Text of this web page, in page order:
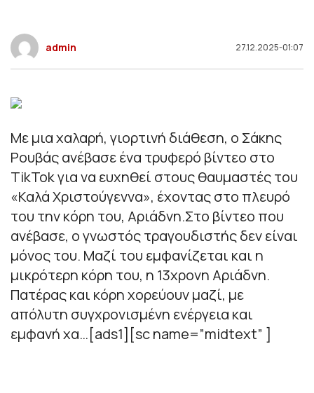
admin 27.12.2025-01:07
Με μια χαλαρή, γιορτινή διάθεση, ο Σάκης
Ρουβάς ανέβασε ένα τρυφερό βίντεο στο
TikTok για να ευχηθεί στους θαυμαστές του
«Καλά Χριστούγεννα», έχοντας στο πλευρό
του την κόρη του, Αριάδνη.Στο βίντεο που
ανέβασε, ο γνωστός τραγουδιστής δεν είναι
μόνος του. Μαζί του εμφανίζεται και η
μικρότερη κόρη του, η 13χρονη Αριάδνη.
Πατέρας και κόρη χορεύουν μαζί, με
απόλυτη συγχρονισμένη ενέργεια και
εμφανή χα…[ads1][sc name=”midtext” ]